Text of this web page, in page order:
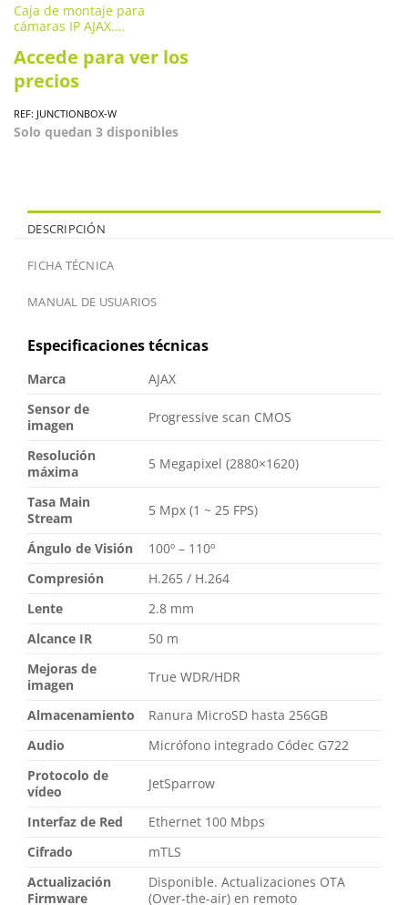
Caja de montaje para
cámaras IP AJAX.
Accede para ver los
precios
REF: JUNCTIONBOX-W
Solo quedan 3 disponibles
DESCRIPCIÓN
FICHA TÉCNICA
MANUAL DE USUARIOS
Especificaciones técnicas
Marca
AJAX
Sensor de
imagen
Progressive scan CMOS
Resolución
máxima
5 Megapixel (2880×1620)
Tasa Main
Stream
5 Mpx (1 ~ 25 FPS)
Ángulo de Visión
100º – 110º
Compresión
H.265 / H.264
Lente
2.8 mm
Alcance IR
50 m
Mejoras de
imagen
True WDR/HDR
Almacenamiento
Ranura MicroSD hasta 256GB
Audio
Micrófono integrado Códec G722
Protocolo de
vídeo
JetSparrow
Interfaz de Red
Ethernet 100 Mbps
Cifrado
mTLS
Actualización
Firmware
Disponible. Actualizaciones OTA
(Over-the-air) en remoto